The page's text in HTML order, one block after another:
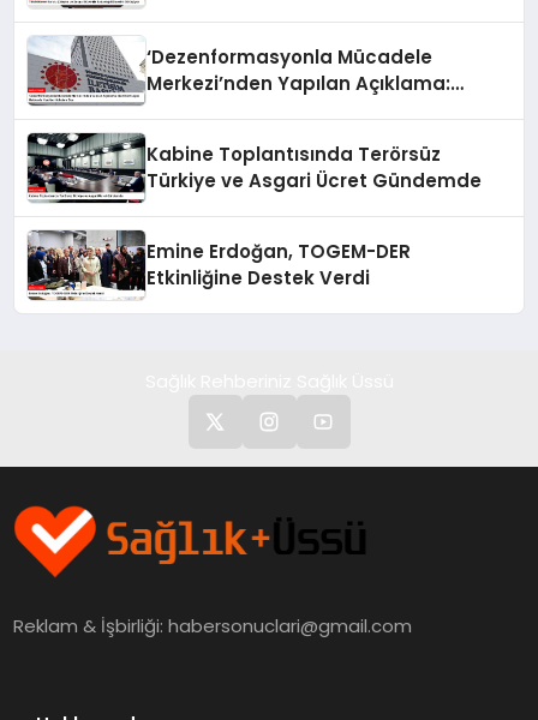
‘Dezenformasyonla Mücadele
Merkezi’nden Yapılan Açıklama:
Kabine Toplantısında Terörsüz
Türkiye ve Asgari Ücret Gündemde
Emine Erdoğan, TOGEM-DER
Etkinliğine Destek Verdi
Reklam & İşbirliği:habersonuclari@gmail.com